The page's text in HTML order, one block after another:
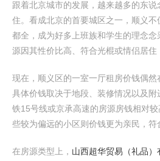
跟着北京城市的发展，越来越多的东
住。看成北京的首要城区之一，顺义
都全，成为好多上班族和学生的理念
源因其性价比高、符合光棍或情侣居住
现在，顺义区的一室一厅租房价钱偶然
具体价钱取决于地段、装修情况以及
铁15号线或京承高速的房源房钱相对
些较为偏远的小区则价钱更为亲民，符
在房源类型上， 山西超华贸易（礼品）